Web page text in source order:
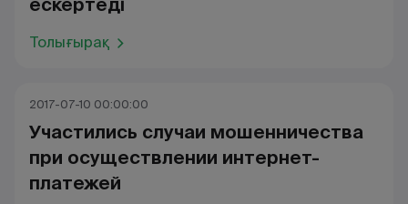
Толығырақ
2017-07-10 00:00:00
Участились случаи мошенничества
при осуществлении интернет-
платежей